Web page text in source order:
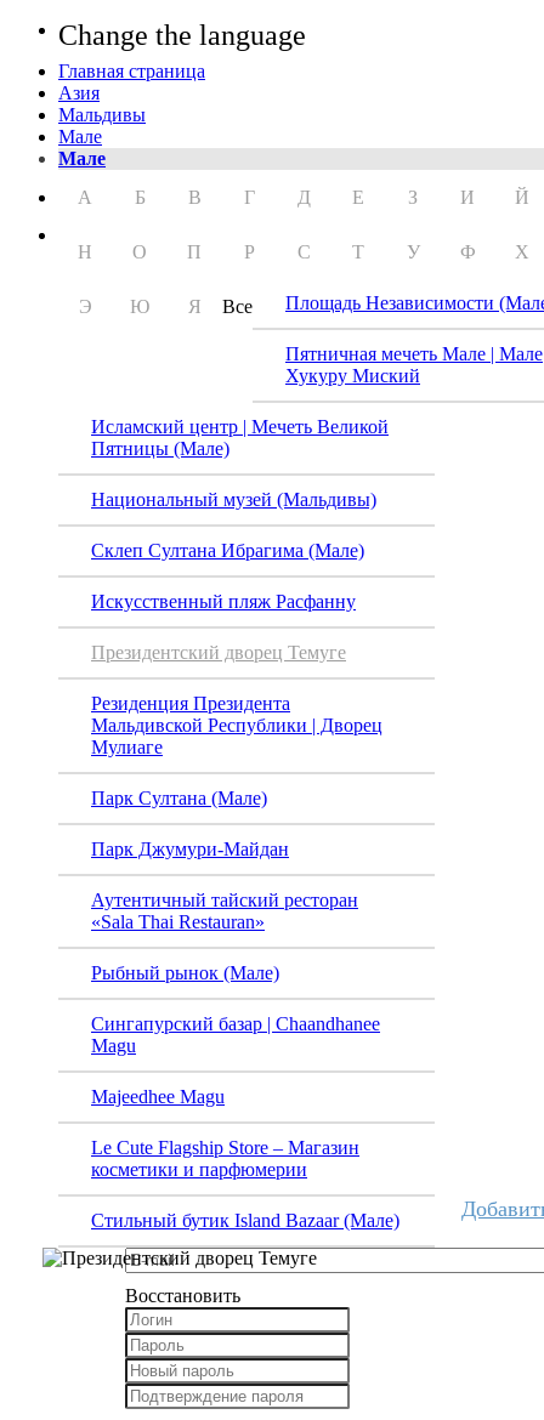
Change the language
Главная страница
Азия
Мальдивы
Мале
Мале
А
Б В Г Д Е З И Й
Н О П Р С Т У Ф Х
Э Ю Я Все Площадь Независимости
Пятничная мечеть Мале | Мале
Хукуру Миский
Исламский центр | Мечеть Великой
Пятницы (Мале)
Национальный музей (Мальдивы)
Склеп Султана Ибрагима (Мале)
Искусственный пляж Расфанну
Президентский дворец Темуге
Резиденция Президента
Мальдивской Республики | Дворец
Мулиаге
Парк Султана (Мале)
Парк Джумури-Майдан
Аутентичный тайский ресторан
«Sala Thai Restauran»
Рыбный рынок (Мале)
Сингапурский базар | Chaandhanee
Magu
Majeedhee Magu
Le Cute Flagship Store – Магазин
косметики и парфюмерии
Стильный бутик Island Bazaar (Мале)
Восстановить